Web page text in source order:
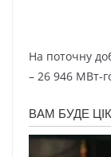
На поточну
– 26 946 МВт-